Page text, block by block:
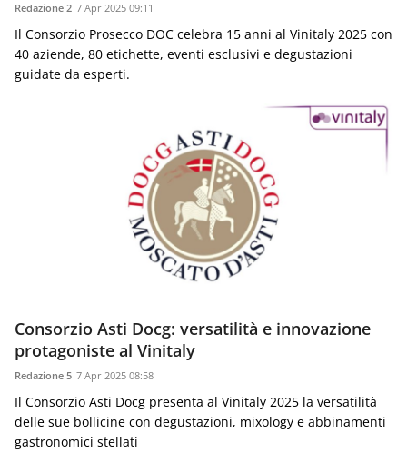
Redazione 2 7 Apr 2025 09:11
Il Consorzio Prosecco DOC celebra 15 anni al Vinitaly 2025 con
40 aziende, 80 etichette, eventi esclusivi e degustazioni
guidate da esperti.
Consorzio Asti Docg: versatilità e innovazione
protagoniste al Vinitaly
Redazione 5 7 Apr 2025 08:58
Il Consorzio Asti Docg presenta al Vinitaly 2025 la versatilità
delle sue bollicine con degustazioni, mixology e abbinamenti
gastronomici stellati